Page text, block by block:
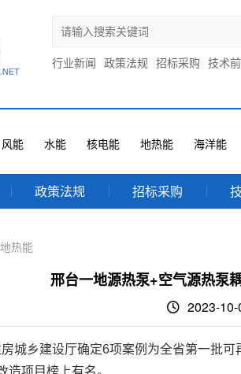
行业新闻 政策法规 招标采购 技术
风能 水能 核电能 地热能 海洋能
政策法规 招标采购
地热能
邢台一地源热泵+空气源热泵
2023-10-
城乡建设厅确定6项案例为全省第一批
造项目榜上有名。